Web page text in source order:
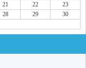
21 22
23
28 29
30